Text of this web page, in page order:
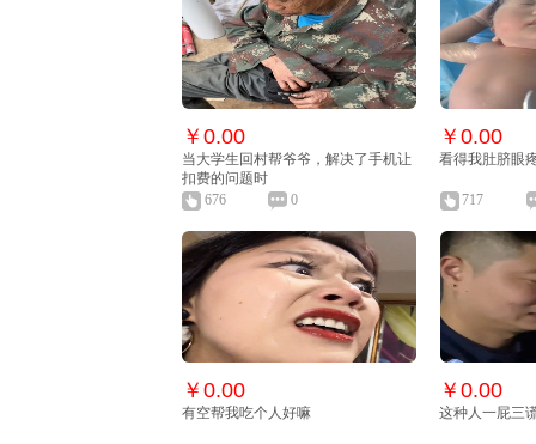
￥0.00
当大学生回村帮爷爷，解决了手机让
扣费的问题时
676
0
￥0.00
看得我肚脐眼
717
￥0.00
有空帮我吃个人好嘛
￥0.00
这种人一屁三